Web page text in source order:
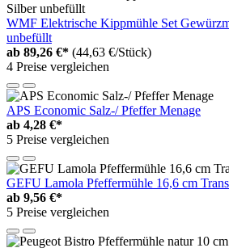
WMF Elektrische Kippmühle Set
unbefüllt
ab 89,26 €* (44,63 €/Stück)
4 Preise vergleichen
APS Economic Salz-/ Pfeffer Menage
ab 4,28 €*
5 Preise vergleichen
GEFU Lamola Pfeffermühle 16,6 cm
ab 9,56 €*
5 Preise vergleichen